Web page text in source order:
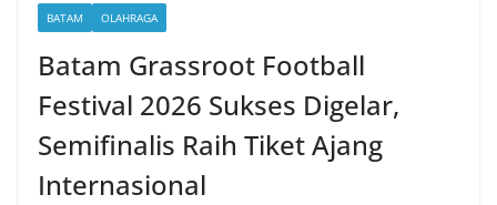
BATAM OLAHRAGA
Batam Grassroot Football
Festival 2026 Sukses Digelar,
Semifinalis Raih Tiket Ajang
Internasional